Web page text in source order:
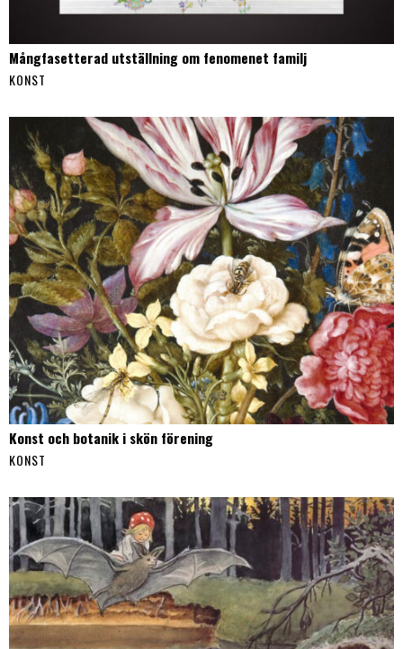
Mångfasetterad utställning om fenomenet familj
KONST
Konst och botanik i skön förening
KONST